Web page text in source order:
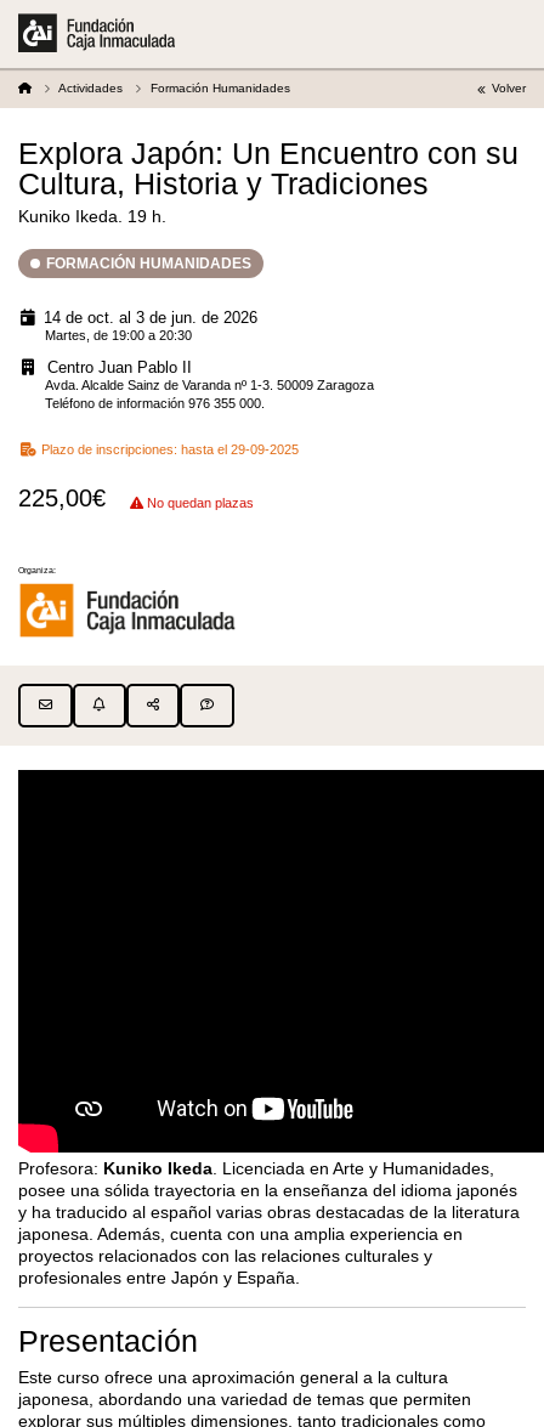
Actividades Formación Humanidades Volver
Explora Japón: Un Encuentro con su
Cultura, Historia y Tradiciones
Kuniko Ikeda. 19 h.
FORMACIÓN HUMANIDADES
14 de oct. al 3 de jun. de 2026
Martes, de 19:00 a 20:30
Centro Juan Pablo II
Avda. Alcalde Sainz de Varanda nº 1-3. 50009 Zaragoza
Teléfono de información 976 355 000.
Plazo de inscripciones: hasta el 29-09-2025
225,00€ No quedan plazas
Organiza:
Profesora: Kuniko Ikeda Licenciada en Arte y Humanidades,
posee una sólida trayectoria en la enseñanza del idioma japonés
y ha traducido al español varias obras destacadas de la literatura
japonesa. Además, cuenta con una amplia experiencia en
proyectos relacionados con las relaciones culturales y
profesionales entre Japón y España.
Presentación
Este curso ofrece una aproximación general a la cultura
japonesa, abordando una variedad de temas que permiten
explorar sus múltiples dimensiones, tanto tradicionales como